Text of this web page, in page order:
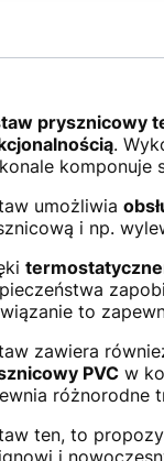
prysznicowy
.
komponuje
umożliwia
i np.
to
zawiera
PVCw
różnorodne
ten, to
i